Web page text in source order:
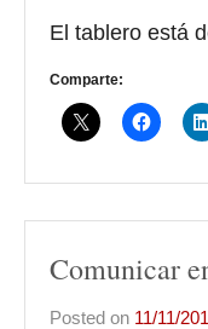
El tablero está
Comparte:
Comunicar
Posted on 11/11/